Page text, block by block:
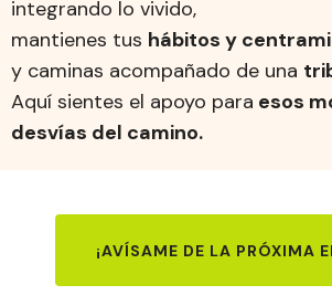
integrando lo vivido,
mantienes tus hábitos y
y caminas acompañado de una
Aquí sientes el apoyo para esos
desvías del camino.
¡AVÍSAME DE LA PRÓXIMA